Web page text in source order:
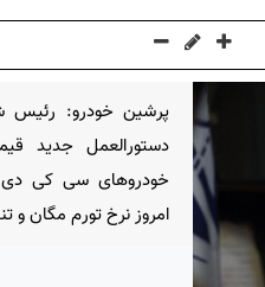
پرشین خودرو: رئیس
دستورالعمل جدید
خودروهای سی کی
امروز نرخ تورم مگان و تندر۹۰ را پیگیری